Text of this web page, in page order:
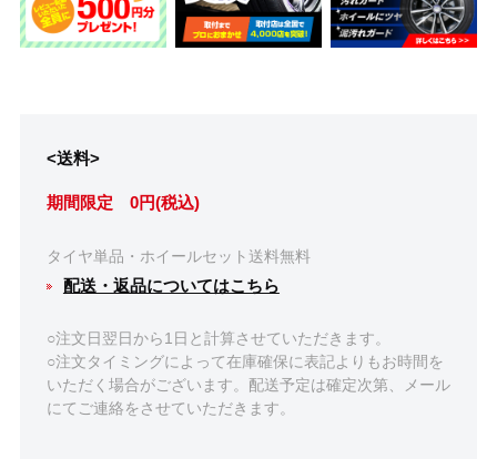
<送料>
期間限定 0円(税込)
タイヤ単品・ホイールセット送料無料
配送・返品についてはこちら
○注文日翌日から1日と計算させていただきます。
○注文タイミングによって在庫確保に表記よりもお時間を
いただく場合がございます。配送予定は確定次第、メール
にてご連絡をさせていただきます。